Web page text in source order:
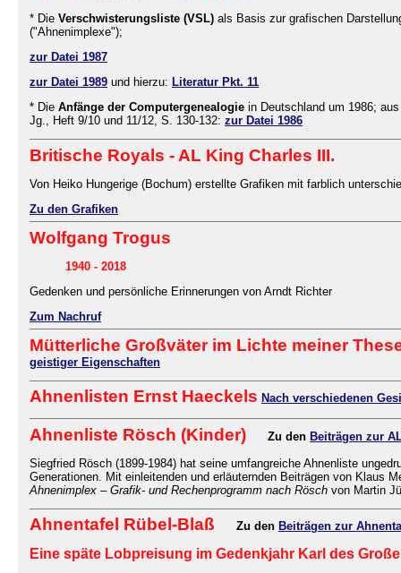
* Die Verschwisterungsliste (VSL) als Basis zur grafischen
("Ahnenimplexe");
zur Datei 1987
zur Datei 1989 und hierzu: Literatur Pkt. 11
* Die Anfänge der Computergenealogie in Deutschland um 1986;
Jg., Heft 9/10 und 11/12, S. 130-132: zur Datei 1986
Britische Royals - AL King Charles III.
Von Heiko Hungerige (Bochum) erstellte Grafiken mit farblich
Zu den Grafiken
Wolfgang Trogus
1940 - 2018
Gedenken und persönliche Erinnerungen von Arndt Richter
Zum Nachruf
Mütterliche Großväter im Lichte meiner
geistiger Eigenschaften
Ahnenlisten Ernst Haeckels Nach verschiedenen
Ahnenliste Rösch (Kinder) Zu den Beiträgen zur
Siegfried Rösch (1899-1984) hat seine umfangreiche Ahnenliste
Generationen. Mit einleitenden und erläuternden Beiträgen von Klaus
Ahnenimplex – Grafik- und Rechenprogramm nach Rösch von Martin
Ahnentafel Rübel-Blaß Zu den Beiträgen zur
Eine späte Lobpreisung im Gedenkjahr Karl des